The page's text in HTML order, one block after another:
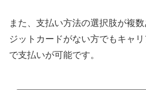
また、支払い方法の選択肢が複
ジットカードがない方でもキャ
で支払いが可能です。